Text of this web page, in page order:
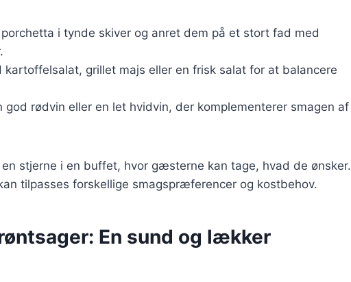
i tynde skiver og anret dem på et stort fad med
kartoffelsalat, grillet majs eller en frisk salat for at balancere
god rødvin eller en let hvidvin, der komplementerer smagen af
stjerne i en buffet, hvor gæsterne kan tage, hvad de ønsker.
tilpasses forskellige smagspræferencer og kostbehov.
En sund og lækker